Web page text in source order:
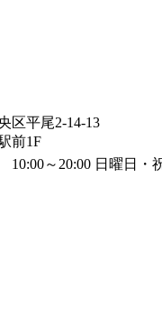
区平尾2-14-13
前1F
～20:00 日曜日・